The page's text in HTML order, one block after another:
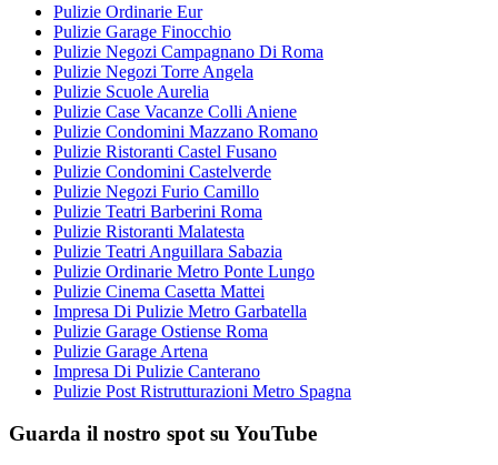
Pulizie Ordinarie Eur
Pulizie Garage Finocchio
Pulizie Negozi Campagnano Di Roma
Pulizie Negozi Torre Angela
Pulizie Scuole Aurelia
Pulizie Case Vacanze Colli Aniene
Pulizie Condomini Mazzano Romano
Pulizie Ristoranti Castel Fusano
Pulizie Condomini Castelverde
Pulizie Negozi Furio Camillo
Pulizie Teatri Barberini Roma
Pulizie Ristoranti Malatesta
Pulizie Teatri Anguillara Sabazia
Pulizie Ordinarie Metro Ponte Lungo
Pulizie Cinema Casetta Mattei
Impresa Di Pulizie Metro Garbatella
Pulizie Garage Ostiense Roma
Pulizie Garage Artena
Impresa Di Pulizie Canterano
Pulizie Post Ristrutturazioni Metro Spagna
Guarda il nostro spot su YouTube